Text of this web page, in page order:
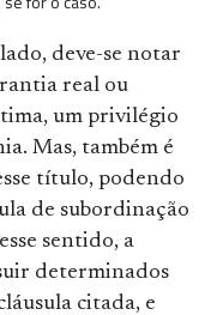
deve-se notar
real ou
um privilégio
Mas, também é
título, podendo
de subordinação
sentido, a
determinados
citada, e